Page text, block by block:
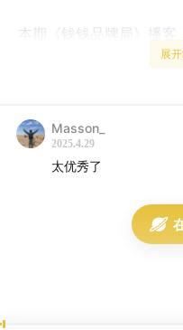
本期《钱钱品牌局》播
享了她从甲方到乙方的转
展
Masson_
2025.4.29
太优秀了